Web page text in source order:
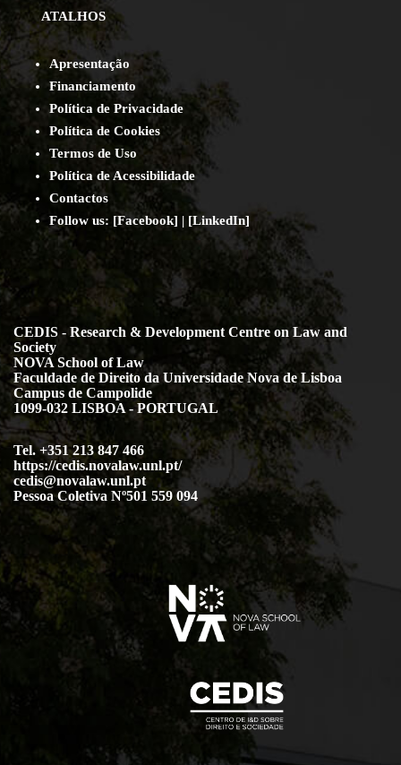
ATALHOS
Apresentação
Financiamento
Política de Privacidade
Política de Cookies
Termos de Uso
Política de Acessibilidade
Contactos
Follow us: [Facebook] | [LinkedIn]
CEDIS - Research & Development Centre on Law and
Society
NOVA School of Law
Faculdade de Direito da Universidade Nova de Lisboa
Campus de Campolide
1099-032 LISBOA - PORTUGAL
Tel. +351 213 847 466
https://cedis.novalaw.unl.pt/
cedis@novalaw.unl.pt
Pessoa Coletiva Nº501 559 094